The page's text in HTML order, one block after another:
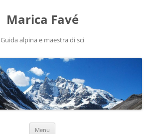
Marica Favé
Guida alpina e maestra di sci
Menu